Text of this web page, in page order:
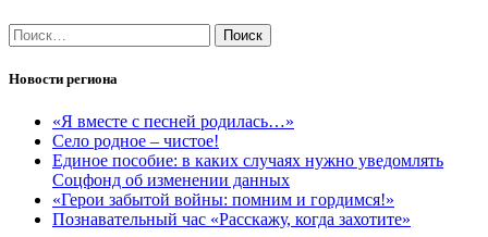
Найти:
Новости региона
«Я вместе с песней родилась…»
Село родное – чистое!
Единое пособие: в каких случаях нужно уведомлять
Соцфонд об изменении данных
«Герои забытой войны: помним и гордимся!»
Познавательный час «Расскажу, когда захотите»